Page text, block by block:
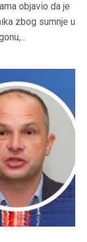
objavio da je
zbog sumnje u